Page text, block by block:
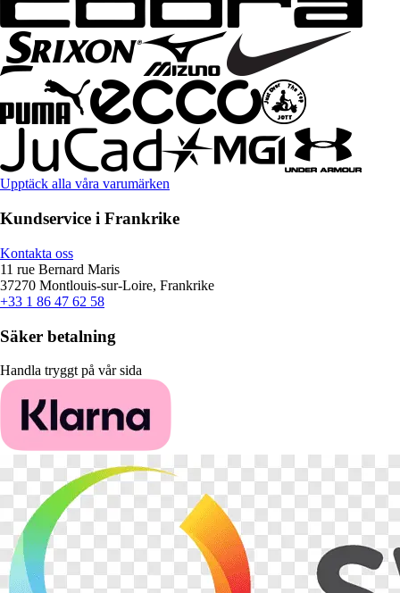
Upptäck alla våra varumärken
Kundservice i Frankrike
Kontakta oss
11 rue Bernard Maris
37270 Montlouis-sur-Loire, Frankrike
+33 1 86 47 62 58
Säker betalning
Handla tryggt på vår sida